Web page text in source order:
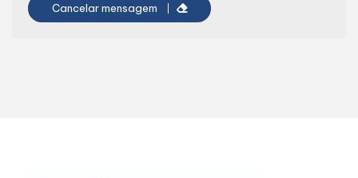
Cancelar mensagem